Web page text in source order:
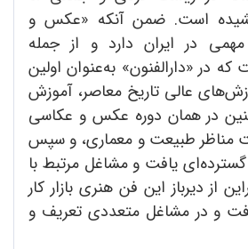
است. ضمن آنکه «عکس و
در ایران دارد و از جمله
در «دارالفنون» به‌عنوان اولین
عالی تاریخ معاصر، آموزش
در همان دوره عکس و عکاسی
مناظر طبیعت و معماری، و سپس
گسترده‌ای یافت و مشاغل مرتبط با
از دیرباز این فن هنری بازار کار
و در مشاغل متعددی تعریف و